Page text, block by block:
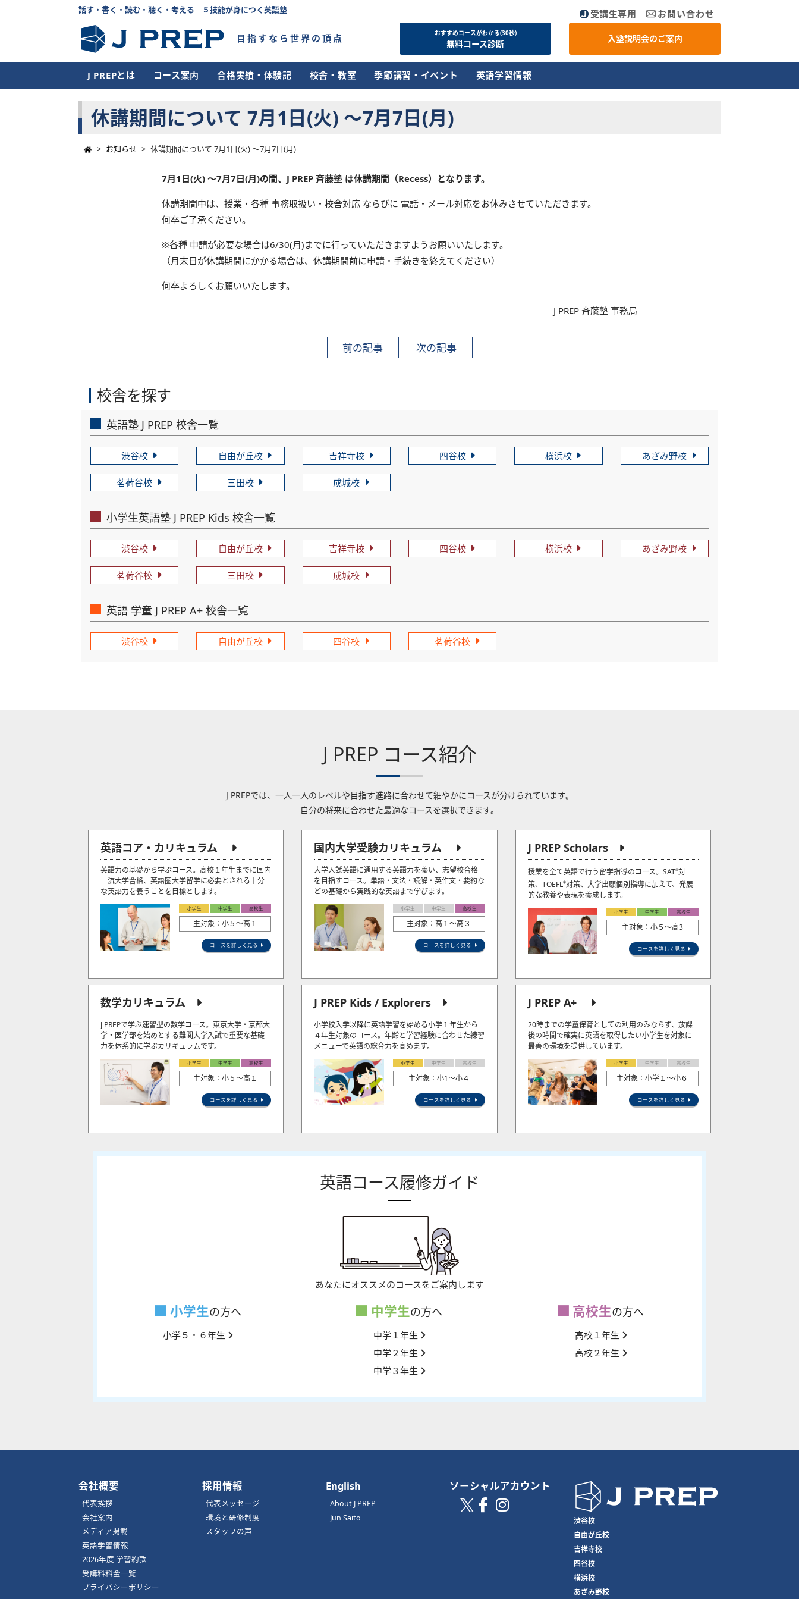
話す・書く・読む・聴く・考える ５技能が身につく英語塾
目指すなら世界の頂点
受講生専用 お問い合わせ
おすすめコースがわかる(30秒)
無料コース診断 入塾説明会のご案内
J PREPとは コース案内 合格実績・体験記 校舎・教室 季節講習・イベント 英語学習情報
休講期間について 7月1日(火) ～7月7日(月)
> お知らせ > 休講期間について 7月1日(火) ～7月7日(月)
7月1日(火) ～7月7日(月)の間、J PREP 斉藤塾 は休講期間（Recess）となります。
休講期間中は、授業・各種 事務取扱い・校舎対応 ならびに 電話・メール対応をお休みさせていただきます。
何卒ご了承ください。
※各種 申請が必要な場合は6/30(月)までに行っていただきますようお願いいたします。
（月末日が休講期間にかかる場合は、休講期間前に申請・手続きを終えてください）
何卒よろしくお願いいたします。
J PREP 斉藤塾 事務局
校舎を探す
英語塾 J PREP 校舎一覧
渋谷校 自由が丘校 吉祥寺校 四谷校 横浜校 あざみ野校
茗荷谷校 三田校 成城校
小学生英語塾 J PREP Kids 校舎一覧
渋谷校 自由が丘校 吉祥寺校 四谷校 横浜校 あざみ野校
茗荷谷校 三田校 成城校
英語 学童 J PREP A+ 校舎一覧
渋谷校 自由が丘校 四谷校 茗荷谷校
J PREP コース紹介
J PREPでは、一人一人のレベルや目指す進路に合わせて細やかにコースが分けられています。
自分の将来に合わせた最適なコースを選択できます。
英語コア・カリキュラム
英語力の基礎から学ぶコース。高校１年生までに国内
一流大学合格、英語圏大学留学に必要とされる十分
な英語力を養うことを目標とします。
小学生 中学生 高校生
主対象：小５〜高１
コースを詳しく見る
国内大学受験カリキュラム
大学入試英語に通用する英語力を養い、志望校合格
を目指すコース。単語・文法・読解・英作文・要約な
どの基礎から実践的な英語まで学びます。
小学生 中学生 高校生
主対象：高１～高３
コースを詳しく見る
J PREP Scholars
授業を全て英語で行う留学指導のコース。SAT®対
策、TOEFL®対策、大学出願個別指導に加えて、発展
的な教養や表現を養成します。
小学生 中学生 高校生
主対象：小５〜高3
コースを詳しく見る
数学カリキュラム
J PREPで学ぶ速習型の数学コース。東京大学・京都大
学・医学部を始めとする難関大学入試で重要な基礎
力を体系的に学ぶカリキュラムです。
小学生 中学生 高校生
主対象：小５〜高１
コースを詳しく見る
J PREP Kids / Explorers
小学校入学以降に英語学習を始める小学１年生から
４年生対象のコース。年齢と学習経験に合わせた練習
メニューで英語の総合力を高めます。
小学生 中学生 高校生
主対象：小1〜小４
コースを詳しく見る
J PREP A+
20時までの学童保育としての利用のみならず、放課
後の時間で確実に英語を取得したい小学生を対象に
最善の環境を提供しています。
小学生 中学生 高校生
主対象：小学１～小６
コースを詳しく見る
英語コース履修ガイド
あなたにオススメのコースをご案内します
小学生の方へ
小学５・６年生
中学生の方へ
中学１年生
中学２年生
中学３年生
高校生の方へ
高校１年生
高校２年生
会社概要
代表挨拶
会社案内
メディア掲載
英語学習情報
2026年度 学習約款
受講料料金一覧
プライバシーポリシー
採用情報
代表メッセージ
環境と研修制度
スタッフの声
English
About J PREP
Jun Saito
ソーシャルアカウント
渋谷校
自由が丘校
吉祥寺校
四谷校
横浜校
あざみ野校